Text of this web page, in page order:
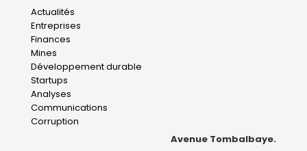
Main
navigation
Actualités
Entreprises
Finances
Mines
Développement durable
Startups
Analyses
Communications
Corruption
Avenue Tombalbaye.